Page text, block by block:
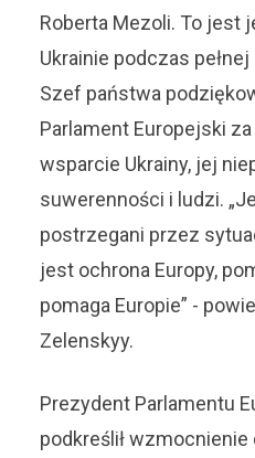
Roberta Mezoli. To jest
Ukrainie podczas
Szef państwa
Parlament Europejski
wsparcie Ukrainy, jej
suwerenności i ludzi.
postrzegani przez
jest ochrona Europy,
pomaga Europie” -
Zelenskyy.
Prezydent Parlamentu
podkreślił